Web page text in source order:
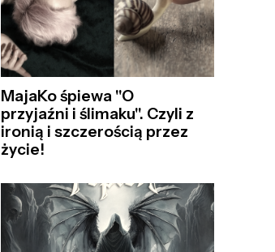
MajaKo śpiewa "O
przyjaźni i ślimaku". Czyli z
ironią i szczerością przez
życie!